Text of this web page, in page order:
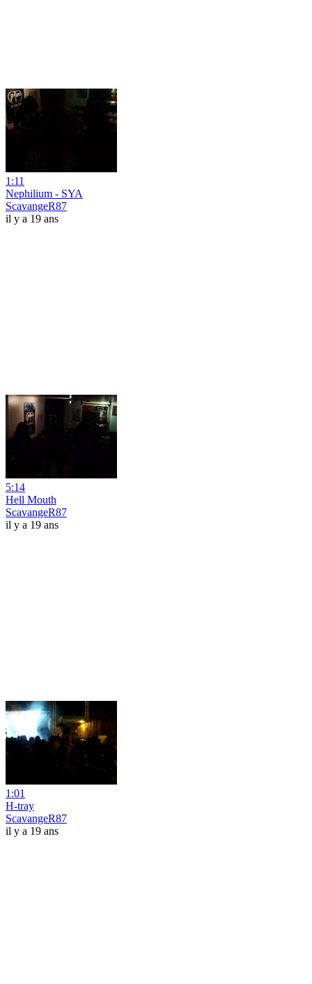
1:11
Nephilium - SYA
ScavangeR87
il y a 19 ans
5:14
Hell Mouth
ScavangeR87
il y a 19 ans
1:01
H-tray
ScavangeR87
il y a 19 ans